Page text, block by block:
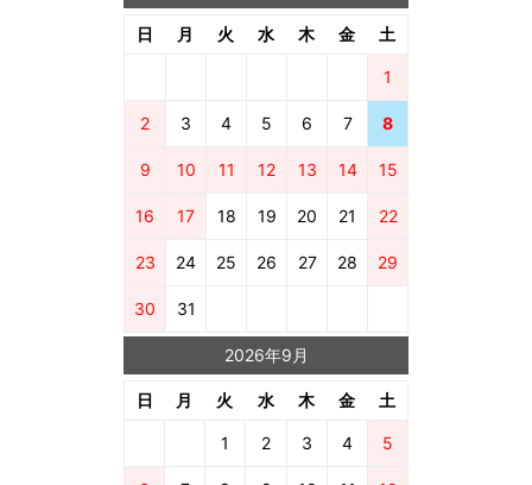
日 月 火 水 木 金 土
1
2 3 4 5 6 7 8
9 10 11 12 13 14 15
16 17 18 19 20 21 22
23 24 25 26 27 28 29
30 31
2026年9月
日 月 火 水 木 金 土
1 2 3 4 5